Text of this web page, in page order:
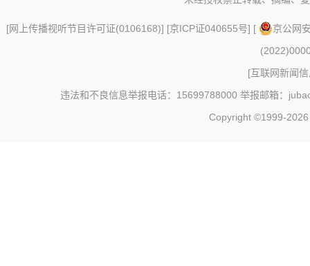
[网上传播视听节目许可证(0106168)] [京ICP证040655号] [
京公网
[互联网新闻
违法和不良信息举报电话：15699788000 举报邮箱：
Copyright ©1999-